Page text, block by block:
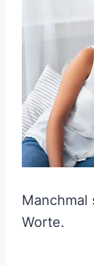
Manchmal
Worte.